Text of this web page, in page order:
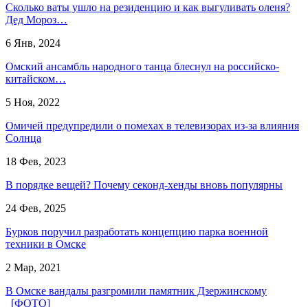
Сколько ваты ушло на резиденцию и как выгуливать оленя?
Дед Мороз…
6 Янв, 2024
Омский ансамбль народного танца блеснул на российско-
китайском…
5 Ноя, 2022
Омичей предупредили о помехах в телевизорах из-за влияния
Солнца
18 Фев, 2023
В порядке вещей? Почему секонд-хенды вновь популярны
24 Фев, 2025
Бурков поручил разработать концепцию парка военной
техники в Омске
2 Мар, 2021
В Омске вандалы разгромили памятник Дзержинскому
[ФОТО]